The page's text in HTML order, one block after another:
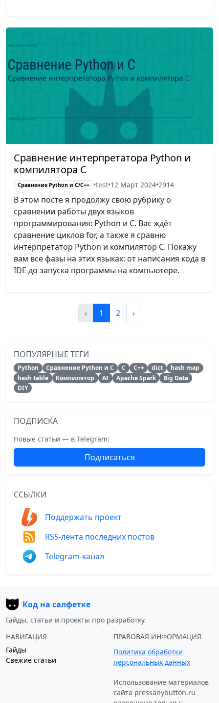
Сравнение интерпретатора Python и
компилятора C
Сравнение Python и С/C++ •test•12 Март 2024•2914
В этом посте я продолжу свою рубрику о
сравнении работы двух языков
программирования: Python и C. Вас ждёт
сравнение циклов for, а также я сравню
интерпретатор Python и компилятор C. Покажу
вам все фазы на этих языках: от написания кода в
IDE до запуска программы на компьютере.
‹ 1 2 ›
ПОПУЛЯРНЫЕ ТЕГИ
Python Сравнение Python и C C C++ dict
hash map
hash table
Компилятор AI Apache Spark
Big Data
DIY
ПОДПИСКА
Новые статьи — в Telegram:
Подписаться
ССЫЛКИ
Поддержать проект
RSS-лента последних постов
Telegram-канал
Код на салфетке
Гайды, статьи и проекты про разработку.
НАВИГАЦИЯ
Гайды
Свежие статьи
ПРАВОВАЯ ИНФОРМАЦИЯ
Политика обработки
персональных данных
Использование материалов
сайта pressanybutton.ru